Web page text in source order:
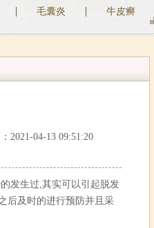
毛囊炎 牛皮癣
2021-04-13 09:51:20
发生过,其实可以引起脱发
后及时的进行预防并且采